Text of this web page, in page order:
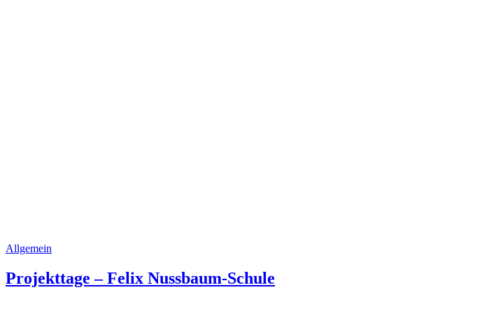
Allgemein
Projekttage – Felix Nussbaum-Schule